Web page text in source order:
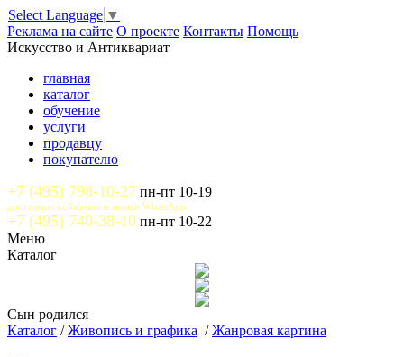
Select Language ▼
Реклама на сайте О проекте Контакты Помощь
Искусство и Антиквариат
главная
каталог
обучение
услуги
продавцу
покупателю
+7 (495) 798-10-27 пн-пт 10-19
доступны сообщения и звонки WhatsApp
+7 (495) 740-38-10 пн-пт 10-22
Меню
Каталог
Сын родился
Каталог /Живопись и графика /Жанровая картина